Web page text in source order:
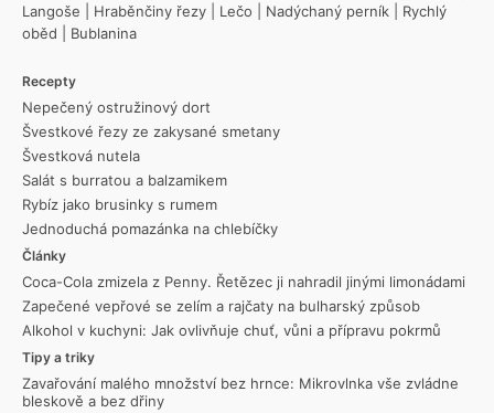
Langoše
Hraběnčiny řezy Lečo Nadýchaný perník
Rychlý
oběd
Bublanina
Recepty
Nepečený ostružinový dort
Švestkové řezy ze zakysané smetany
Švestková nutela
Salát s burratou a balzamikem
Rybíz jako brusinky s rumem
Jednoduchá pomazánka na chlebíčky
Články
Coca-Cola zmizela z Penny. Řetězec ji nahradil jinými limonádami
Zapečené vepřové se zelím a rajčaty na bulharský způsob
Alkohol v kuchyni: Jak ovlivňuje chuť, vůni a přípravu pokrmů
Tipy a triky
Zavařování malého množství bez hrnce: Mikrovlnka vše zvládne
bleskově a bez dřiny